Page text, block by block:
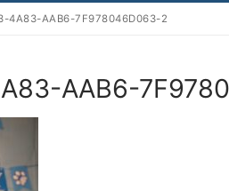
4A83-AAB6-7F978046D063-2
AAB6-